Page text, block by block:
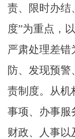
责、限时办结
度”为重点，
严肃处理差错
防、发现预警
责制度。从机
事项、办事服
财政、人事以